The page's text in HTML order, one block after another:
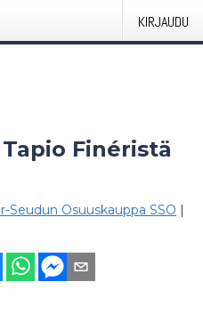
KIRJAUDU
Finéristä
Seudun Osuuskauppa SSO |